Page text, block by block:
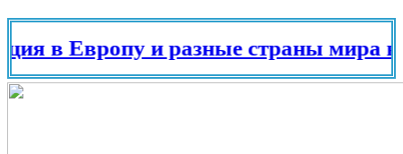
в Европу и разные страны мира в